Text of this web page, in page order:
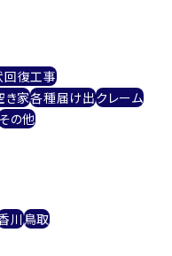
回復工事
き家各種届け出クレーム
の他
川鳥取